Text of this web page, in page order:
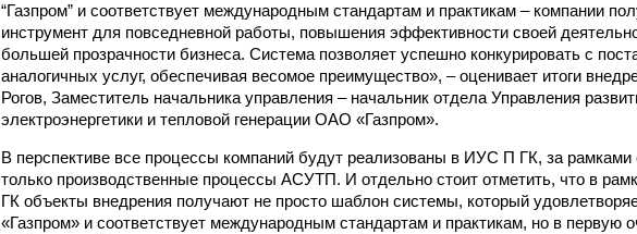
“Газпром” и соответствует международным стандартам и практикам – компании
инструмент для повседневной работы, повышения эффективности своей
большей прозрачности бизнеса. Система позволяет успешно конкурировать с
аналогичных услуг, обеспечивая весомое преимущество», – оценивает итоги
Рогов, Заместитель начальника управления – начальник отдела Управления
электроэнергетики и тепловой генерации ОАО «Газпром».
В перспективе все процессы компаний будут реализованы в ИУС П ГК, за рамками
только производственные процессы АСУТП. И отдельно стоит отметить, что в
ГК объекты внедрения получают не просто шаблон системы, который
«Газпром» и соответствует международным стандартам и практикам, но в первую